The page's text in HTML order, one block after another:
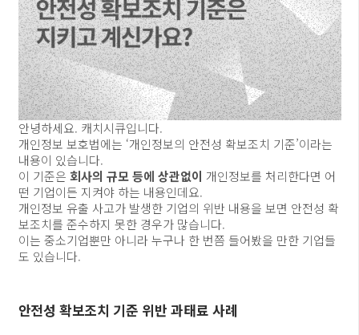
안녕하세요. 캐치시큐입니다.
개인정보 보호법에는 ‘개인정보의 안전성 확보조치 기준’이라는
내용이 있습니다.
이 기준은 회사의 규모 등에 상관없이 개인정보를 처리한다면 어
떤 기업이든 지켜야 하는 내용인데요.
개인정보 유출 사고가 발생한 기업의 위반 내용을 보면 안전성 확
보조치를 준수하지 못한 경우가 많습니다.
이는 중소기업뿐만 아니라 누구나 한 번쯤 들어봤을 만한 기업들
도 있습니다.
안전성 확보조치 기준 위반 과태료 사례